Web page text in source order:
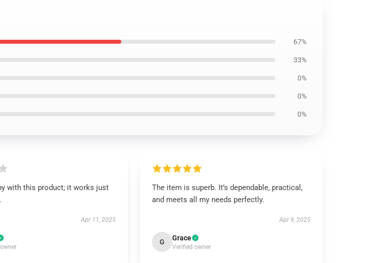
67%
33%
0%
0%
0%
with this product; it works just
Apr 11, 2025
The item is superb. It’s dependable, practical,
and meets all my needs perfectly.
Apr 9, 2025
G Grace
Verified owner